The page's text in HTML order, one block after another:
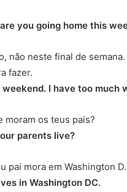
you going home this
não neste final de
fazer.
weekend. I have too much
moram os teus pais?
parents live?
pai mora em Washington
in Washington DC.